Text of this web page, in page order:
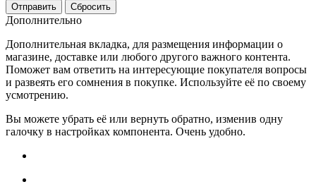
Сбросить
Дополнительно
Дополнительная вкладка, для размещения информации о
магазине, доставке или любого другого важного контента.
Поможет вам ответить на интересующие покупателя вопросы
и развеять его сомнения в покупке. Используйте её по своему
усмотрению.
Вы можете убрать её или вернуть обратно, изменив одну
галочку в настройках компонента. Очень удобно.